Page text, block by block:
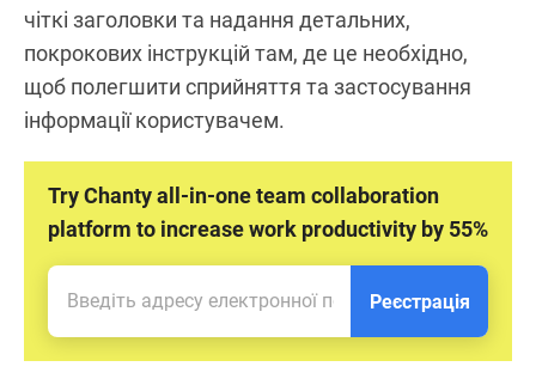
чіткі заголовки та надання детальних,
покрокових інструкцій там, де це необхідно,
щоб полегшити сприйняття та застосування
інформації користувачем.
Try Chanty all-in-one team collaboration
platform to increase work productivity by 55%
Реєстрація